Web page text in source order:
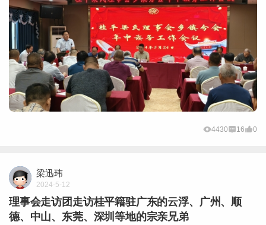
4430 16 0
梁迅玮
2024-5-12
理事会走访团走访桂平籍驻广东的云浮、广州、顺
德、中山、东莞、深圳等地的宗亲兄弟